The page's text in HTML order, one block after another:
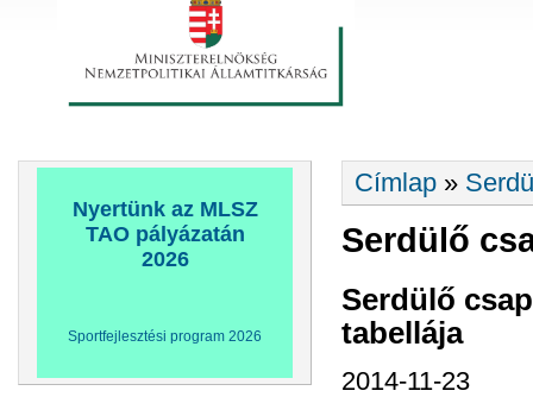
Nyertünk az MLSZ
TAO pályázatán
2026
Sportfejlesztési program 2026
Jelenlegi hely
Címlap »
Serdülő
Serdülő
tabellája
2014-11-23